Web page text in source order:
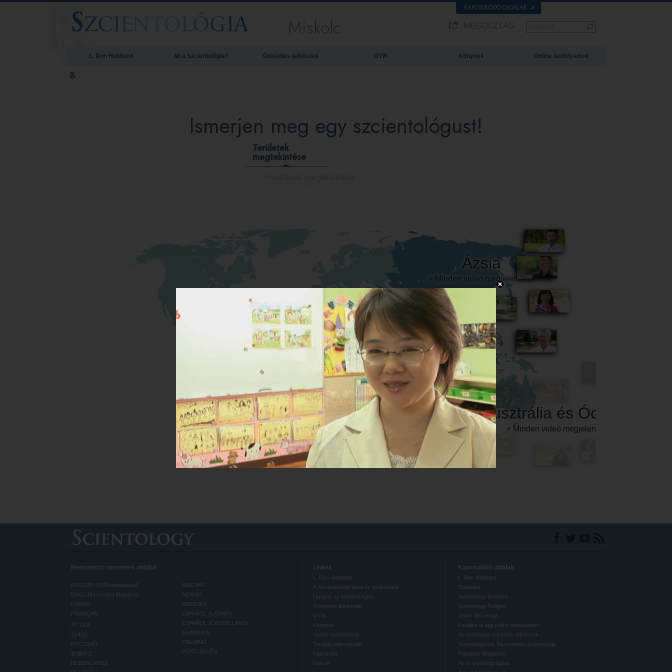
KAPCSOLÓDÓ OLDALAK
L. Ron Hubbard Mi a Szcientológia? Önkéntes lelkészek GYIK Könyvek Online tanfolyamok
Ismerjen meg egy szcientológust!
Területek
megtekintése
Ausztrália és Óceánia
+ Minden videó megjelenítése
Nemzetközi internetes oldalak
ENGLISH (US/International)
ENGLISH (United Kingdom)
DANSK
FRANÇAIS
עברית
日本語
РУССКИЙ
繁體中文
NEDERLANDS
MAGYAR
NORSK
SVENSKA
ESPAÑOL (LATINO)
ESPAÑOL (CASTELLANO)
ΕΛΛΗΝΙΚA
ITALIANO
PORTUGUÊS
Linkek
L. Ron Hubbard
A Szcientológia tanai és gyakorlatai
Hangok az emberiségért
Önkéntes lelkészek
GYIK
Könyvek
Online tanfolyamok
További információk
Kapcsolat
Helyek
Kapcsolódó oldalak
L. Ron Hubbard
Dianetika
Scientology Network
Scientology Religion
David Miscavige
Kezdjen el egy online tanfolyamot!
Szcientológia önkéntes lelkészek
Scientológusok Nemzetközi Szövetsége
Freedom Magazine
Az út a boldogsághoz